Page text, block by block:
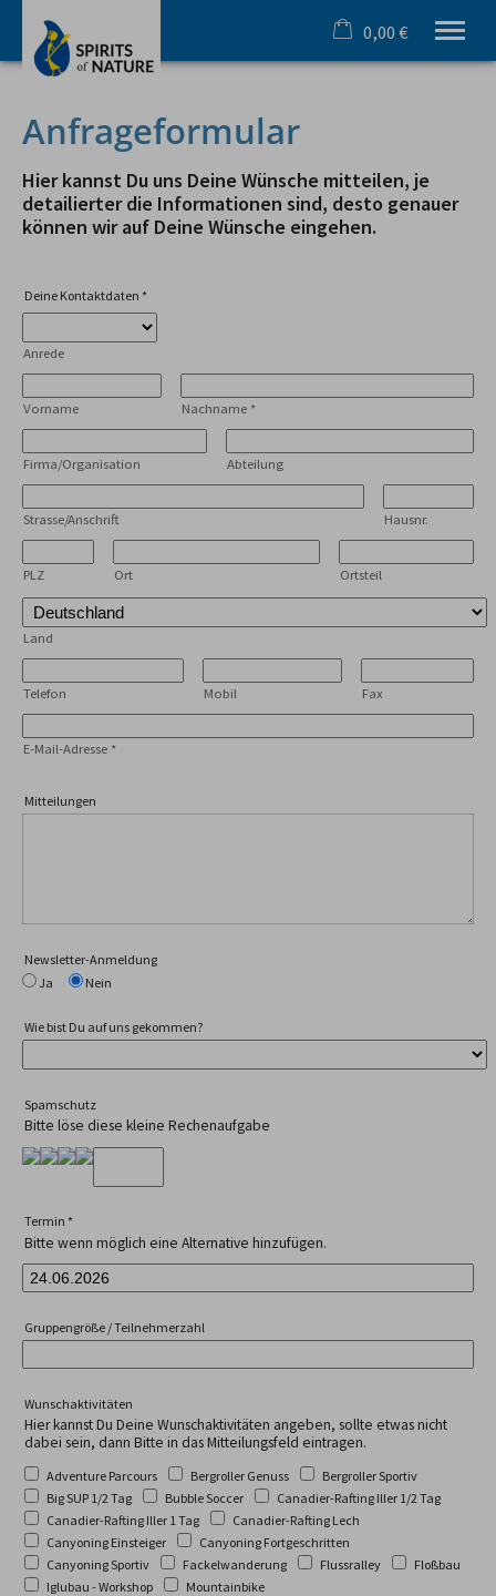
Sommer
Winter
Team & Incentive
Schule & Azubi
Infos
0,00 €
Anfrageformular
Hier kannst Du uns Deine Wünsche mitteilen, je
detailierter die Informationen sind, desto genauer
können wir auf Deine Wünsche eingehen.
Deine Kontaktdaten *
Anrede
Vorname Nachname *
Firma/Organisation Abteilung
Strasse/Anschrift Hausnr.
PLZ Ort Ortsteil
Land
Telefon Mobil Fax
E-Mail-Adresse *
Mitteilungen
Newsletter-Anmeldung
Ja
Nein
Wie bist Du auf uns gekommen?
Spamschutz
Bitte löse diese kleine Rechenaufgabe
Termin *
Bitte wenn möglich eine Alternative hinzufügen.
Gruppengröße / Teilnehmerzahl
Wunschaktivitäten
Hier kannst Du Deine Wunschaktivitäten angeben, sollte etwas nicht
dabei sein, dann Bitte in das Mitteilungsfeld eintragen.
Adventure Parcours Bergroller Genuss
Bergroller Sportiv
Big SUP 1/2 Tag
Bubble Soccer
Canadier-Rafting Iller 1/2 Tag
Canadier-Rafting Iller 1 Tag
Canadier-Rafting Lech
Canyoning Einsteiger
Canyoning Fortgeschritten
Canyoning Sportiv
Fackelwanderung Flussralley
Floßbau
Iglubau - Workshop
Mountainbike